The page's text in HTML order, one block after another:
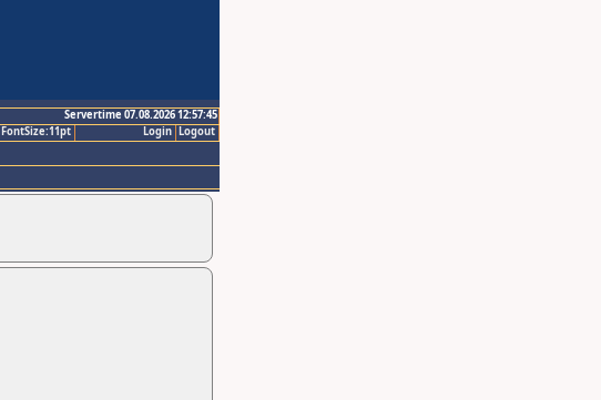
Servertime 07.08.2026 12:57:45
Logout
Login
FontSize:11pt